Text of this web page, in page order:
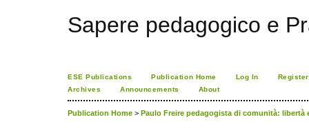
Sapere pedagogico e
ESE Publications Publication Home Log In
Register
Archives
Announcements About
Publication Home > Paulo Freire pedagogista di comunità: libertà